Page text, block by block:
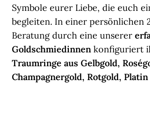
Symbole eurer Liebe, die euch
begleiten. In einer persönlichen
Beratung durch eine unserer
Goldschmiedinnen konfiguriert
Traumringe aus Gelbgold,
Champagnergold, Rotgold,